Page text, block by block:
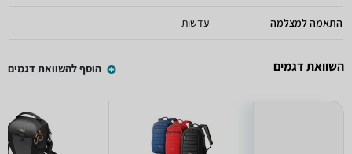
התאמה למצלמה עדשות
השוואת דגמים הוסף להשוואת דגמים